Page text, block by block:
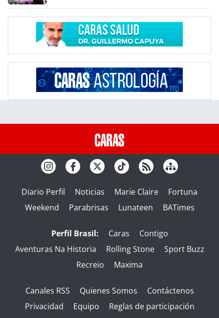
Diario Perfil Noticias Marie Claire
Fortuna
Weekend
Parabrisas Lunateen BATimes
Perfil Brasil: Caras
Contigo
Aventuras Na Historia
Rolling Stone
Sport Buzz
Recreio
Maxima
Canales RSS Quienes Somos
Contáctenos
Privacidad
Equipo
Reglas de participación